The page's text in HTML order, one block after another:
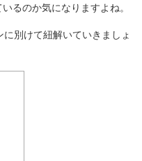
るのか気になりますよね。
別けて紐解いていきましょ